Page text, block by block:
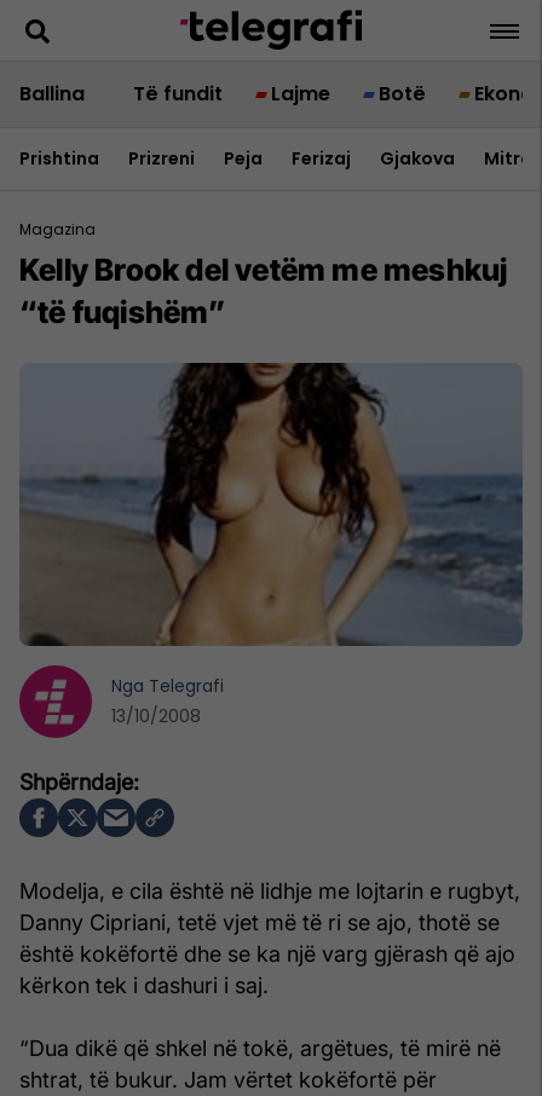
Ballina Të fundit Lajme Botë
Prishtina Prizreni Peja Ferizaj Gjakova
Magazina
Kelly Brook del vetëm me meshkuj
“të fuqishëm”
Modelja, e cila është në lidhje me lojtarin e rugbyt,
Danny Cipriani, tetë vjet më të ri se ajo, thotë se
është kokëfortë dhe se ka një varg gjërash që ajo
kërkon tek i dashuri i saj.
“Dua dikë që shkel në tokë, argëtues, të mirë në
shtrat, të bukur. Jam vërtet kokëfortë për
Nga Telegrafi
13/10/2008